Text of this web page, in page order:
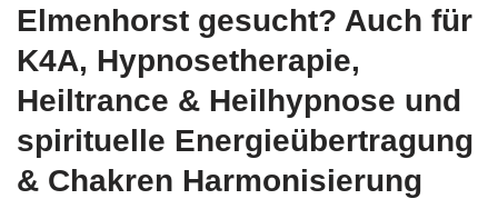
Elmenhorst gesucht? Auch für
K4A, Hypnosetherapie,
Heiltrance & Heilhypnose und
spirituelle Energieübertragung
& Chakren Harmonisierung